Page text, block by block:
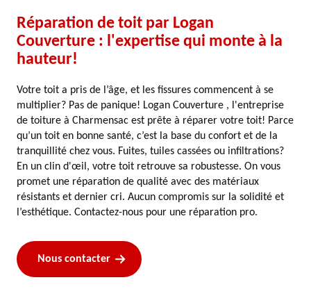
Réparation de toit par Logan
Couverture : l'expertise qui monte à la
hauteur!
Votre toit a pris de l’âge, et les fissures commencent à se
multiplier? Pas de panique! Logan Couverture , l'entreprise
de toiture à Charmensac est prête à réparer votre toit! Parce
qu’un toit en bonne santé, c’est la base du confort et de la
tranquillité chez vous. Fuites, tuiles cassées ou infiltrations?
En un clin d'œil, votre toit retrouve sa robustesse. On vous
promet une réparation de qualité avec des matériaux
résistants et dernier cri. Aucun compromis sur la solidité et
l’esthétique. Contactez-nous pour une réparation pro.
Nous contacter